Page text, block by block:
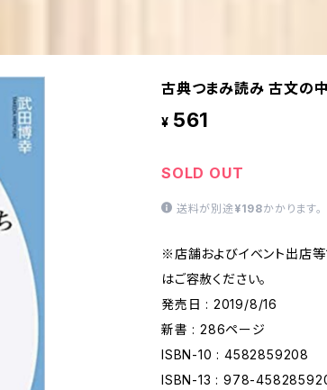
古典つまみ読み 古文の
¥ 561
SOLD OUT
送料が別途 ¥198かかります。
※店舗およびイベント出店等
はご容赦ください。
発売日 : 2019/8/16
新書 : 286ページ
ISBN-10 : 4582859208
ISBN-13 : 978-